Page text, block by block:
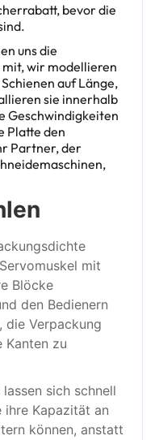
bevor die
uns die
wir modellieren
auf Länge,
sie innerhalb
Geschwindigkeiten
Platte den
Partner, der
mit
Blöcke
den Bedienern
die Verpackung
Kanten zu
sich schnell
ihre Kapazität an
können, anstatt